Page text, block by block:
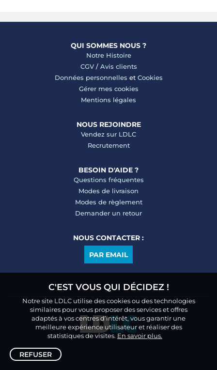
QUI SOMMES NOUS ?
Notre Histoire
CGV/ Avis clients
Données personnelles et Cookies
Gérer mes cookies
Mentions légales
NOUS REJOINDRE
Vendez sur LDLC
Recrutement
BESOIN D'AIDE ?
Questions fréquentes
Modes de livraison
Modes de règlement
Demander un retour
NOUS CONTACTER :
PAR EMAIL
C'EST VOUS QUI DÉCIDEZ !
Notre site LDLC utilise des cookies ou des technologies
similaires pour vous proposer des services et offres
adaptés à vos centres d’intérêt, vous garantir une
meilleure expérience utilisateur et réaliser des
statistiques de visites. En savoir plus.
REFUSER